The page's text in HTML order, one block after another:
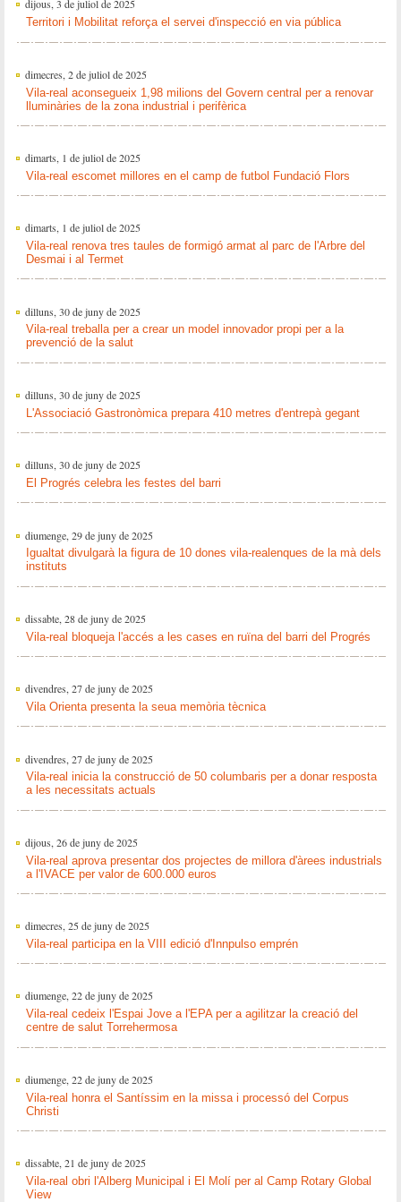
dijous, 3 de juliol de 2025
Territori i Mobilitat reforça el servei d'inspecció en via pública
dimecres, 2 de juliol de 2025
Vila-real aconsegueix 1,98 milions del Govern central per a renovar
lluminàries de la zona industrial i perifèrica
dimarts, 1 de juliol de 2025
Vila-real escomet millores en el camp de futbol Fundació Flors
dimarts, 1 de juliol de 2025
Vila-real renova tres taules de formigó armat al parc de l'Arbre del
Desmai i al Termet
dilluns, 30 de juny de 2025
Vila-real treballa per a crear un model innovador propi per a la
prevenció de la salut
dilluns, 30 de juny de 2025
L'Associació Gastronòmica prepara 410 metres d'entrepà gegant
dilluns, 30 de juny de 2025
El Progrés celebra les festes del barri
diumenge, 29 de juny de 2025
Igualtat divulgarà la figura de 10 dones vila-realenques de la mà dels
instituts
dissabte, 28 de juny de 2025
Vila-real bloqueja l'accés a les cases en ruïna del barri del Progrés
divendres, 27 de juny de 2025
Vila Orienta presenta la seua memòria tècnica
divendres, 27 de juny de 2025
Vila-real inicia la construcció de 50 columbaris per a donar resposta
a les necessitats actuals
dijous, 26 de juny de 2025
Vila-real aprova presentar dos projectes de millora d'àrees industrials
a l'IVACE per valor de 600.000 euros
dimecres, 25 de juny de 2025
Vila-real participa en la VIII edició d'Innpulso emprén
diumenge, 22 de juny de 2025
Vila-real cedeix l'Espai Jove a l'EPA per a agilitzar la creació del
centre de salut Torrehermosa
diumenge, 22 de juny de 2025
Vila-real honra el Santíssim en la missa i processó del Corpus
Christi
dissabte, 21 de juny de 2025
Vila-real obri l'Alberg Municipal i El Molí per al Camp Rotary Global
View